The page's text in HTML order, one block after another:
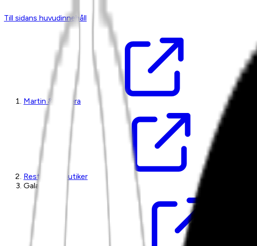
Till sidans huvudinnehåll
Martin & Servera
Restaurangbutiker
Galatea